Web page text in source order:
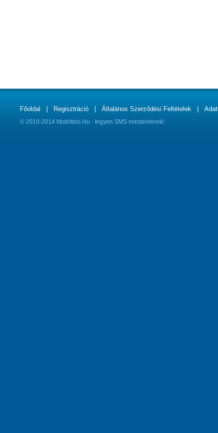
Főoldal Regisztráció Általános Szerződési Feltételek
© 2010-2014 Mobiltelo.Hu - Ingyen SMS mindenkinek!